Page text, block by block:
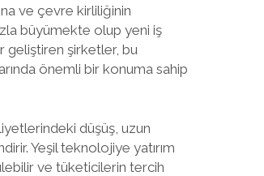
ve çevre kirliliğinin
büyümekte olup yeni iş
geliştiren şirketler, bu
önemli bir konuma sahip
düşüş, uzun
Yeşil teknolojiye yatırım
ve tüketicilerin tercih